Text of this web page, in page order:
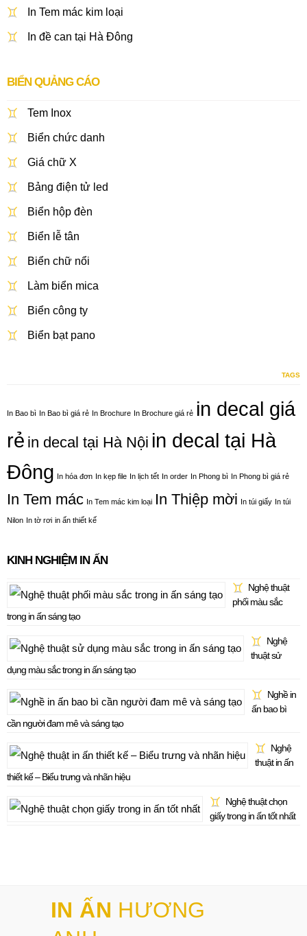
In Tem mác kim loại
In đề can tại Hà Đông
BIỂN QUẢNG CÁO
Tem Inox
Biển chức danh
Giá chữ X
Bảng điện tử led
Biển hộp đèn
Biển lễ tân
Biển chữ nổi
Làm biển mica
Biển công ty
Biển bạt pano
TAGS
In Bao bì In Bao bì giá rẻ In Brochure In Brochure giá rẻ in decal giá
rẻ in decal tại Hà Nội in decal tại Hà
Đông In hóa đơn In kẹp file In lịch tết In order In Phong bì In Phong bì giá rẻ
In Tem mác In Tem mác kim loại In Thiệp mời In túi giấy In túi
Nilon In tờ rơi in ấn thiết kế
KINH NGHIỆM IN ẤN
Nghệ thuật
phối màu sắc
trong in ấn sáng tạo
Nghệ
thuật sử
dụng màu sắc trong in ấn sáng tạo
Nghề in
ấn bao bì
cần người đam mê và sáng tạo
Nghệ
thuật in ấn
thiết kế – Biểu trưng và nhãn hiệu
Nghệ thuật chọn
giấy trong in ấn tốt nhất
IN ẤN HƯƠNG